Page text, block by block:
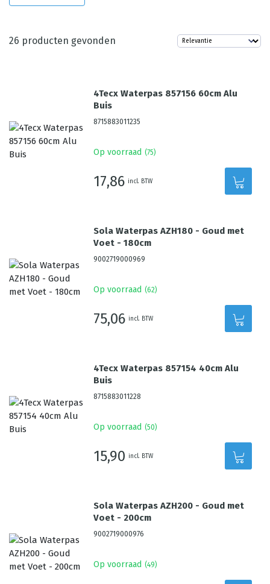
26 producten gevonden
4Tecx Waterpas 857156 60cm Alu
Buis
8715883011235
Op voorraad (75)
17,86 incl. BTW
Sola Waterpas AZH180 - Goud met
Voet - 180cm
9002719000969
Op voorraad (62)
75,06 incl. BTW
4Tecx Waterpas 857154 40cm Alu
Buis
8715883011228
Op voorraad (50)
15,90 incl. BTW
Sola Waterpas AZH200 - Goud met
Voet - 200cm
9002719000976
Op voorraad (49)